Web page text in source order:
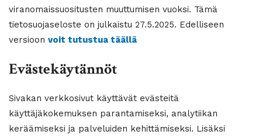
viranomaissuositusten muuttumisen vuoksi. Tämä
tietosuojaseloste on julkaistu 27.5.2025. Edelliseen
versioon voit tutustua täällä
Evästekäytännöt
Sivakan verkkosivut käyttävät evästeitä
käyttäjäkokemuksen parantamiseksi, analytiikan
keräämiseksi ja palveluiden kehittämiseksi. Lisäksi